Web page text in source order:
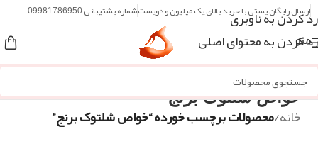
رد کردن به ناوبری
رد کردن به محتوای اصلی
ارسال رایگان پستی با خرید بالای یک میلیون و دویستشماره پشتیبانی 09981786950
منو
خواص شلتوک برنج
خانه/محصولات برچسب خورده “خواص شلتوک برنج”